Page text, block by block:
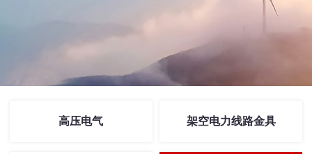
高压电气 架空电力线路金具